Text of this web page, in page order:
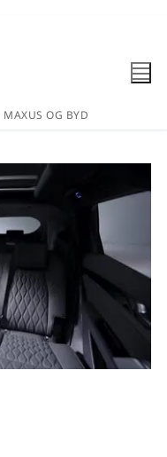
MAXUS OG BYD